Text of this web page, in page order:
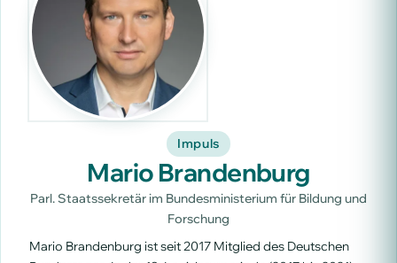
Impuls
Mario Brandenburg
Parl. Staatssekretär im Bundesministerium für Bildung und
Forschung
Mario Brandenburg ist seit 2017 Mitglied des Deutschen